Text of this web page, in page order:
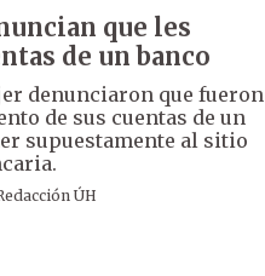
que les
de un banco
denunciaron que fueron
de sus cuentas de un
supuestamente al sitio
ÚH